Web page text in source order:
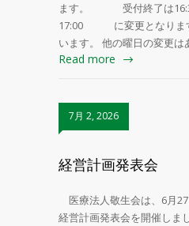
ます。 受付終了は
17:00 に変更となります
います。 他の曜日の変更は
Read more
7月 2, 2026
経営計画発表会
医療法人敬生会は、6月
経営計画発表会を開催しま